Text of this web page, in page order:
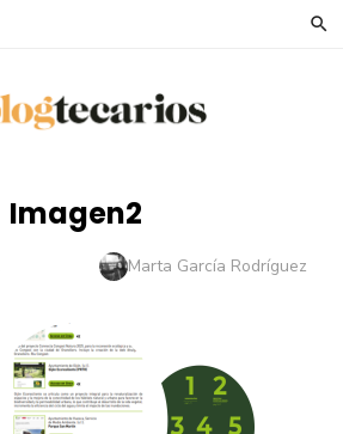
Imagen2
Autor
Marta García Rodríguez